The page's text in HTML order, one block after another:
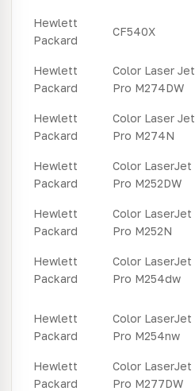
Hewlett
Packard
CF540X
Hewlett
Packard
Color Laser Jet
Pro M274DW
Hewlett
Packard
Color Laser Jet
Pro M274N
Hewlett
Packard
Color LaserJet
Pro M252DW
Hewlett
Packard
Color LaserJet
Pro M252N
Hewlett
Packard
Color LaserJet
Pro M254dw
Hewlett
Packard
Color LaserJet
Pro M254nw
Hewlett
Packard
Color LaserJet
Pro M277DW